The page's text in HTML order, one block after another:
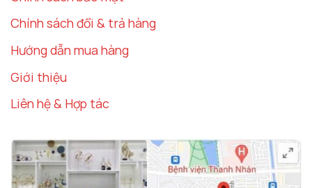
làm quà tặng tân gia
Chính sách đổi & trả hàng
Hướng dẫn mua hàng
Giới thiệu
Liên hệ & Hợp tác